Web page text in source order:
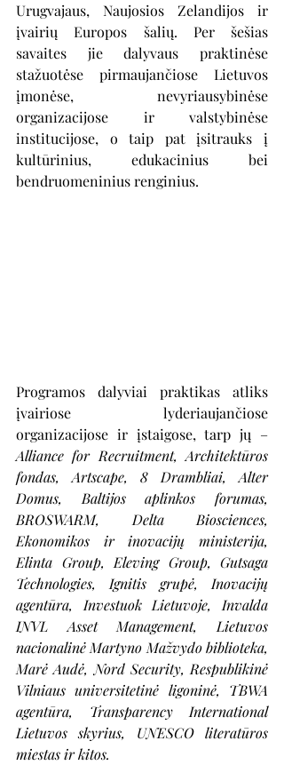
Urugvajaus, Naujosios Zelandijos ir
įvairių Europos šalių. Per šešias
savaites jie dalyvaus praktinėse
stažuotėse pirmaujančiose Lietuvos
įmonėse, nevyriausybinėse
organizacijose ir valstybinėse
institucijose, o taip pat įsitrauks į
kultūrinius, edukacinius bei
bendruomeninius renginius.
Programos dalyviai praktikas atliks
įvairiose lyderiaujančiose
Alliance for Recruitment, Architektūros
fondas, Artscape, 8 Drambliai, Alter
Domus, Baltijos aplinkos forumas,
BROSWARM, Delta Biosciences,
Ekonomikos ir inovacijų ministerija,
Elinta Group, Eleving Group, Gutsaga
Technologies, Ignitis grupė, Inovacijų
agentūra, Investuok Lietuvoje, Invalda
INVL Asset Management, Lietuvos
nacionalinė Martyno Mažvydo biblioteka,
Marė Audė, Nord Security, Respublikinė
Vilniaus universitetinė ligoninė, TBWA
agentūra, Transparency International
Lietuvos skyrius, UNESCO literatūros
miestas ir kitos.